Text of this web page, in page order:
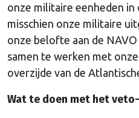
onze militaire eenheden
misschien onze militaire
onze belofte aan de
samen te werken met
overzijde van de
Wat te doen met het